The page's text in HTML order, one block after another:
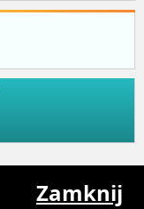
Zamknij